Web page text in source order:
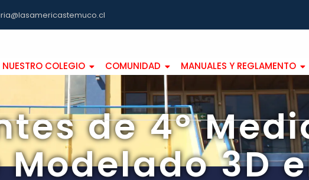
NUESTRO COLEGIO COMUNIDAD MANUALES Y REGLAMENTO
de 4°
3D